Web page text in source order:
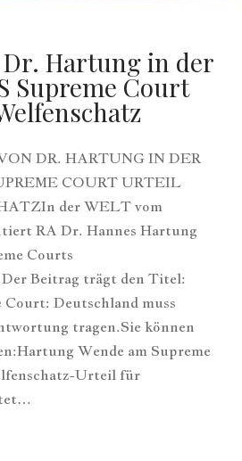
Hartung in der
Supreme Court
DR. HARTUNG IN DER
COURT URTEIL
der WELT vom
RA Dr. Hannes Hartung
Courts
Beitrag trägt den Titel:
Court: Deutschland muss
tragen.Sie können
Wende am Supreme
Urteil für